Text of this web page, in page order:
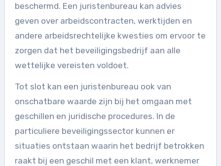
beschermd. Een juristenbureau kan advies
geven over arbeidscontracten, werktijden en
andere arbeidsrechtelijke kwesties om ervoor te
zorgen dat het beveiligingsbedrijf aan alle
wettelijke vereisten voldoet.
Tot slot kan een juristenbureau ook van
onschatbare waarde zijn bij het omgaan met
geschillen en juridische procedures. In de
particuliere beveiligingssector kunnen er
situaties ontstaan waarin het bedrijf betrokken
raakt bij een geschil met een klant, werknemer